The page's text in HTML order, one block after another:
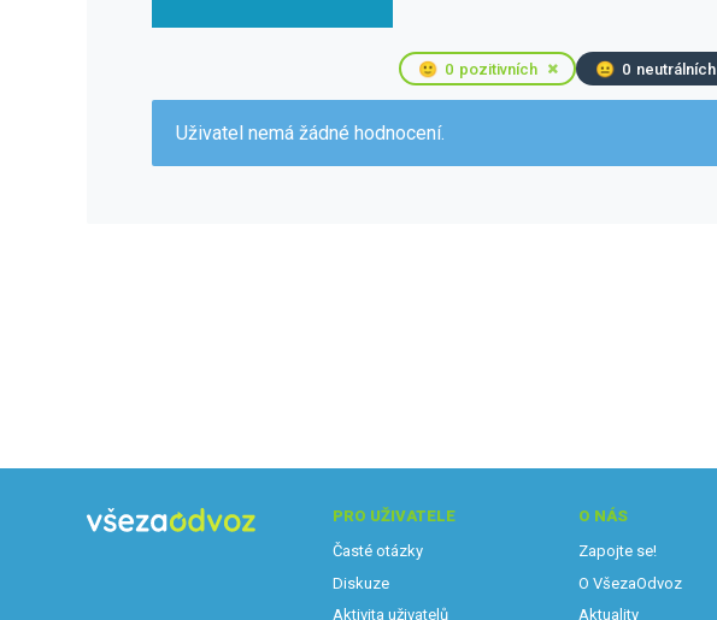
🙂 0 pozitivních 😐 0 neutrálních
Uživatel nemá žádné hodnocení.
PRO UŽIVATELE
Časté otázky
Diskuze
Aktivita uživatelů
O NÁS
Zapojte se!
O VšezaOdvoz
Aktuality